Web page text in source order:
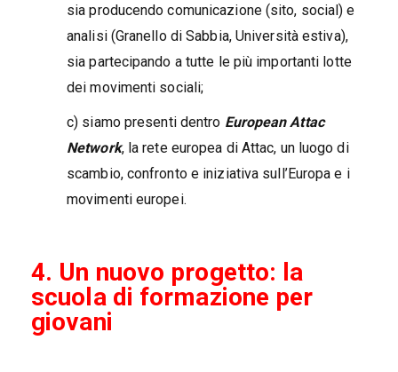
sia producendo comunicazione (sito, social) e
analisi (Granello di Sabbia, Università estiva),
sia partecipando a tutte le più importanti lotte
dei movimenti sociali;
c) siamo presenti dentro European Attac
Network, la rete europea di Attac, un luogo di
scambio, confronto e iniziativa sull’Europa e i
movimenti europei.
4. Un nuovo progetto: la
scuola di formazione per
giovani